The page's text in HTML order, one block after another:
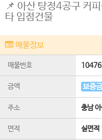
📌 아산 탕정4공구 커
타 입점건물
매물정보
매물번호 10476
금액 보증
주소 충남
면적 실면적